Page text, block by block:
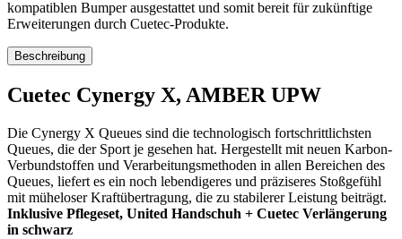
kompatiblen Bumper ausgestattet und somit bereit für zukünftige
Erweiterungen durch Cuetec-Produkte.
Beschreibung
Cuetec Cynergy X, AMBER UPW
Die Cynergy X Queues sind die technologisch fortschrittlichsten
Queues, die der Sport je gesehen hat. Hergestellt mit neuen Karbon-
Verbundstoffen und Verarbeitungsmethoden in allen Bereichen des
Queues, liefert es ein noch lebendigeres und präziseres Stoßgefühl
mit müheloser Kraftübertragung, die zu stabilerer Leistung beiträgt.
Inklusive Pflegeset, United Handschuh + Cuetec Verlängerung
in schwarz